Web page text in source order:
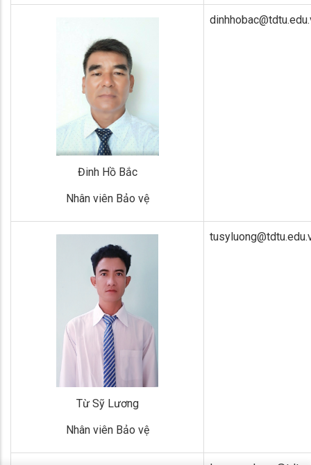
Đinh Hồ Bắc
Nhân viên Bảo vệ
Từ Sỹ Lương
Nhân viên Bảo vệ